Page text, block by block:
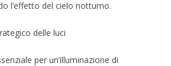
l’effetto del cielo notturno.
delle luci
per un’illuminazione di